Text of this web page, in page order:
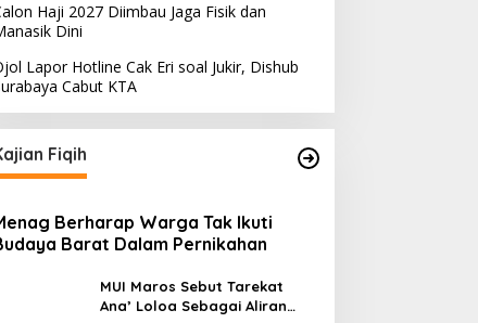
Haji 2027 Diimbau Jaga Fisik dan
Dini
Lapor Hotline Cak Eri soal Jukir, Dishub
Cabut KTA
Fiqih
Berharap Warga Tak Ikuti
Barat Dalam Pernikahan
MUI Maros Sebut Tarekat
Ana’ Loloa Sebagai Aliran